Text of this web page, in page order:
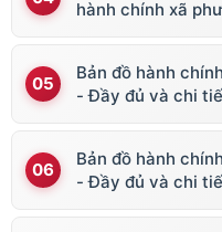
hành chính xã
Bản đồ hành
- Đầy đủ và chi
Bản đồ hành
- Đầy đủ và chi